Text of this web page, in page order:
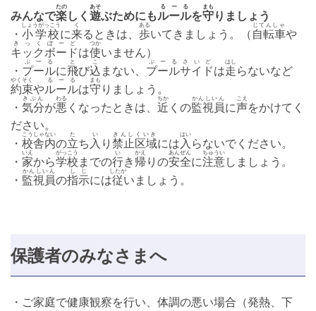
みんなで楽
たの
しく 遊
あそ
ぶためにもルール
るーる
を守
まも
りましょう
・ 小学校
しょうがっこう
に来
く
るときは、 歩
ある
いてきましょう。（ 自転車
じてんしゃ
や
キックボード
きっくぼーど
は使
つか
いません）
・ プール
ぷーる
に飛
と
び込
こ
まない、 プールサイド
ぷーるさいど
は走
はし
らないなど
約束
やくそく
やルール
るーる
は守
まも
りましょう。
・ 気分
きぶん
が悪
わる
くなったときは、 近
ちか
くの監視員
かんしいん
に声
こえ
をかけてく
ださい。
・ 校舎内
こうしゃない
の立
た
ち 入
い
り 禁止
きんし
区域
くいき
には 入
はい
らないでください。
・ 家
いえ
から学校
がっこう
までの行
い
き 帰
かえ
りの安全
あんぜん
に注意
ちゅうい
しましょう。
・ 監視員
かんしいん
の指示
しじ
には従
したが
いましょう。
保護者のみなさまへ
・ご家庭で健康観察を行い、体調の悪い場合（発熱、下